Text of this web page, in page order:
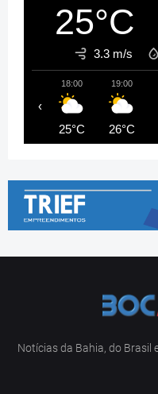
25°C
3.3 m/s
18:00
25°C
19:00
26°C
‹
Notícias da Bahia, do Brasil